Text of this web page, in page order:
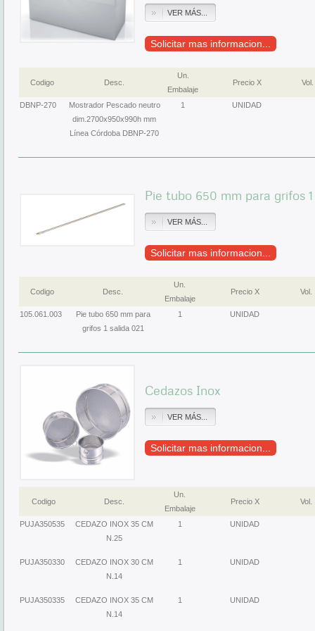
VER MÁS...
Solicitar mas informacion...
Codigo Desc.
Un.
Embalaje
Precio X Vol.
DBNP-270
Mostrador Pescado neutro
dim.2700x950x990h mm
Línea Córdoba DBNP-270
1 UNIDAD
Pie tubo 650 mm para grifos 1
VER MÁS...
Solicitar mas informacion...
Codigo Desc.
Un.
Embalaje
Precio X Vol.
105.061.003
Pie tubo 650 mm para
grifos 1 salida 021
1 UNIDAD
Cedazos Inox
VER MÁS...
Solicitar mas informacion...
Codigo Desc.
Un.
Embalaje
Precio X Vol.
PUJA350535
CEDAZO INOX 35 CM
N.25
1 UNIDAD
PUJA350330
CEDAZO INOX 30 CM
N.14
1 UNIDAD
PUJA350335
CEDAZO INOX 35 CM
N.14
1 UNIDAD